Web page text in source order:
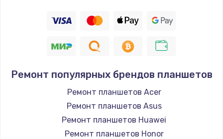
Настройка Wi-Fi
Заказать
Замена шим-контроллера
3900 руб.
Заказать
Ремонт популярных брендов планшетов
Ремонт планшетов Acer
Ремонт планшетов Asus
Ремонт планшетов Huawei
Ремонт планшетов Honor